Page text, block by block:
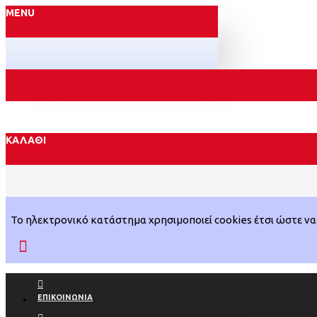
MENU
ΚΑΛΆΘΙ
Το ηλεκτρονικό κατάστημα χρησιμοποιεί cookies έτσι ώστε
ΕΠΙΚΟΙΝΩΝΊΑ